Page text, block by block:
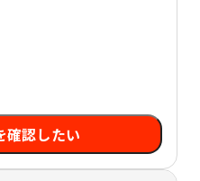
確認したい